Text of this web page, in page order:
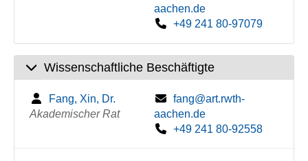
aachen.de
+49 241 80-97079
Wissenschaftliche Beschäftigte
Fang, Xin, Dr.
Akademischer Rat
fang@art.rwth-
aachen.de
+49 241 80-92558